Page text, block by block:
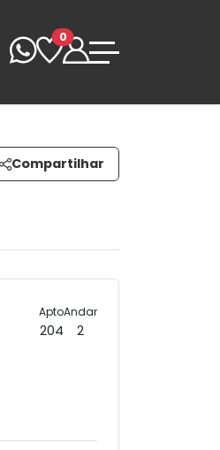
0
Compartilhar
Apto
204
Andar
2